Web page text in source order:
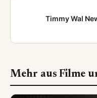
Timmy Wal
Mehr aus Filme